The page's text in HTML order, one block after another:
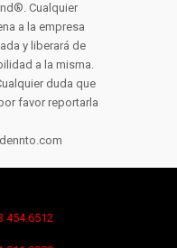
Cualquier
a la empresa
y liberará de
a la misma.
duda que
favor reportarla
454.6512